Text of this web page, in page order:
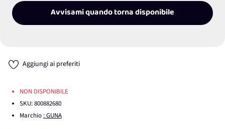
Avvisami quando torna disponibile
Aggiungi ai preferiti
NON DISPONIBILE
SKU:800882680
Marchio : GUNA